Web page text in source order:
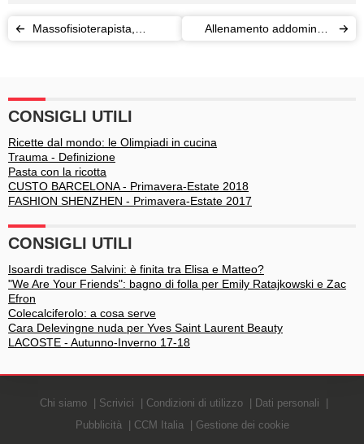
Massofisioterapista,
benessere
Allenamento addominali:
CONSIGLI UTILI
Ricette dal mondo: le Olimpiadi in cucina
Trauma - Definizione
Pasta con la ricotta
CUSTO BARCELONA - Primavera-Estate 2018
FASHION SHENZHEN - Primavera-Estate 2017
CONSIGLI UTILI
Isoardi tradisce Salvini: è finita tra Elisa e Matteo?
"We Are Your Friends": bagno di folla per Emily Ratajkowski e Zac
Efron
Colecalciferolo: a cosa serve
Cara Delevingne nuda per Yves Saint Laurent Beauty
LACOSTE - Autunno-Inverno 17-18
Chi siamo Scrivici Condizioni di utilizzo
Dati personali
Pubblicità
CCM Italia Gestione dei cookie